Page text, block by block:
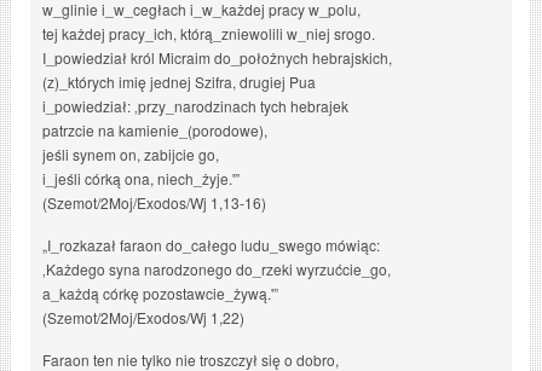
w_glinie i_w_cegłach i_w_każdej pracy w_polu,
tej każdej pracy_ich, którą_zniewolili w_niej srogo.
I_powiedział król Micraim do_położnych hebrajskich,
(z)_których imię jednej Szifra, drugiej Pua
i_powiedział: ‚przy_narodzinach tych hebrajek
patrzcie na kamienie_(porodowe),
jeśli synem on, zabijcie go,
i_jeśli córką ona, niech_żyje.'”
(Szemot/2Moj/Exodos/Wj 1,13-16)
„I_rozkazał faraon do_całego ludu_swego mówiąc:
‚Każdego syna narodzonego do_rzeki wyrzućcie_go,
a_każdą córkę pozostawcie_żywą.'”
(Szemot/2Moj/Exodos/Wj 1,22)
Faraon ten nie tylko nie troszczył się o dobro,